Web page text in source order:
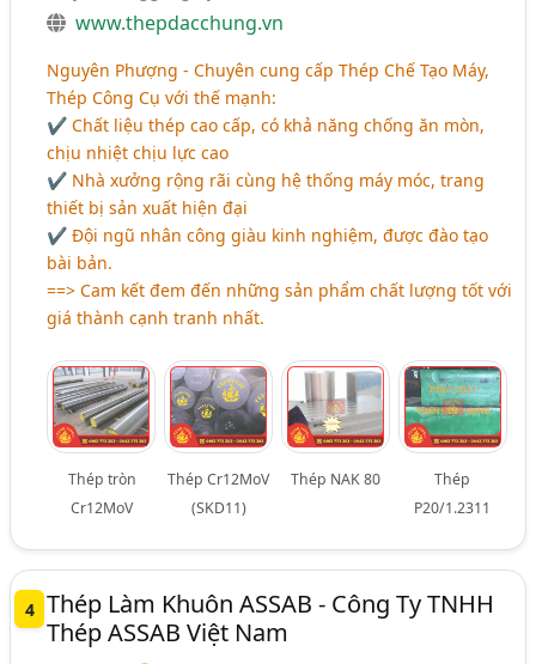
www.thepdacchung.vn
Nguyên Phượng - Chuyên cung cấp Thép Chế Tạo Máy,
Thép Công Cụ với thế mạnh:
✔ Chất liệu thép cao cấp, có khả năng chống ăn mòn,
chịu nhiệt chịu lực cao
✔ Nhà xưởng rộng rãi cùng hệ thống máy móc, trang
thiết bị sản xuất hiện đại
✔ Đội ngũ nhân công giàu kinh nghiệm, được đào tạo
bài bản.
==> Cam kết đem đến những sản phẩm chất lượng tốt với
giá thành cạnh tranh nhất.
Thép tròn
Cr12MoV
Thép Cr12MoV
(SKD11)
Thép NAK 80
Thép
P20/1.2311
4 Thép Làm Khuôn ASSAB - Công Ty TNHH
Thép ASSAB Việt Nam